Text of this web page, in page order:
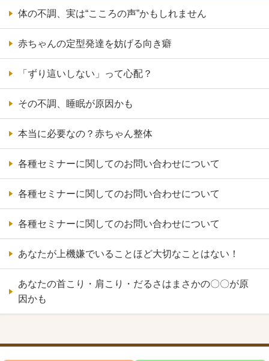
体の不調、実は“こころの声”かもしれません
赤ちゃんの定型発達を妨げる向き癖
「ずり這いしない」って心配？
その不調、睡眠が原因かも
本当に必要なの？赤ちゃん整体
各種セミナーに関してのお問い合わせについて
各種セミナーに関してのお問い合わせについて
各種セミナーに関してのお問い合わせについて
あなたが上機嫌でいることほど大切なことはない！
あなたの首こり・肩こり・だるさはまさかの〇〇が原
因かも